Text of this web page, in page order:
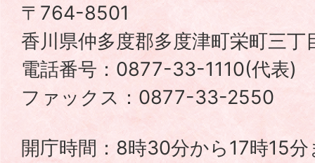
町
TADOTSU
TOWN
〒764-8501
香川県仲多度郡多度津町栄町三
電話番号：0877-33-1110(代表)
ファックス：0877-33-2550
開庁時間：8時30分から17時15分